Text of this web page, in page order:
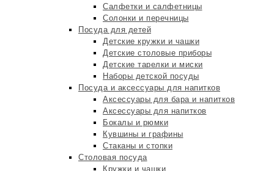
Салфетки и салфетницы
Солонки и перечницы
Посуда для детей
Детские кружки и чашки
Детские столовые приборы
Детские тарелки и миски
Наборы детской посуды
Посуда и аксессуары для напитков
Аксессуары для бара и напитков
Аксессуары для напитков
Бокалы и рюмки
Кувшины и графины
Стаканы и стопки
Столовая посуда
Кружки и чашки